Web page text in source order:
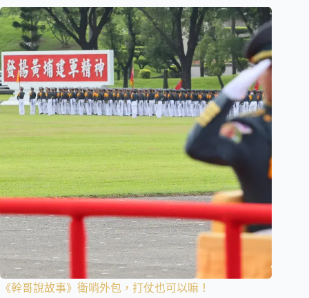
《幹哥說故事》衛哨外包，打仗也可以嘛！